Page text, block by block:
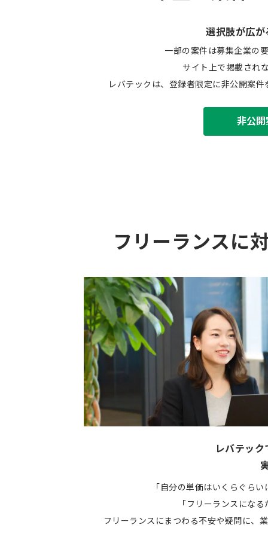
選択肢が広が
一部の案件は募集企業の
サイト上で掲載され
レバテックは、登録者限定に非公開案
非公
フリーランスに
レバテッ
「自分の単価はいくらぐら
「フリーランスにな
フリーランスにまつわる不安や疑問に、